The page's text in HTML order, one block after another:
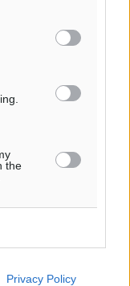
the
Privacy Policy
καλοκαίρι
900